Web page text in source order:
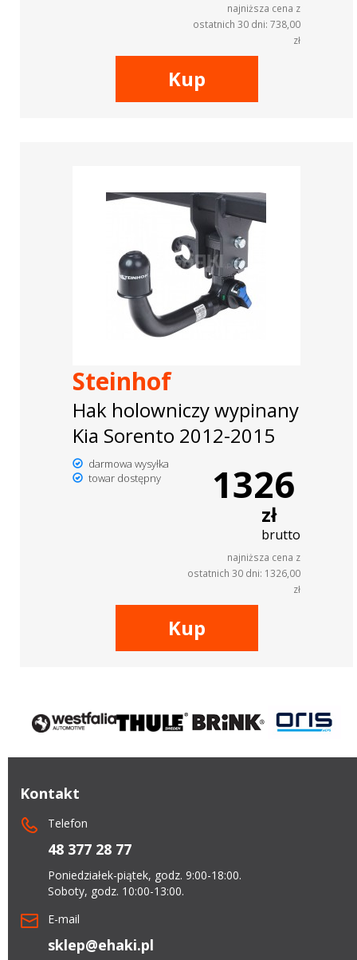
najniższa cena z
ostatnich 30 dni: 738,00
zł
Kup
Steinhof
Hak holowniczy wypinany
Kia Sorento 2012-2015
darmowa wysyłka
towar dostępny
1326
zł
brutto
najniższa cena z
ostatnich 30 dni: 1326,00
zł
Kup
Kontakt
Telefon
48 377 28 77
Poniedziałek-piątek, godz. 9:00-18:00.
Soboty, godz. 10:00-13:00.
E-mail
sklep@ehaki.pl